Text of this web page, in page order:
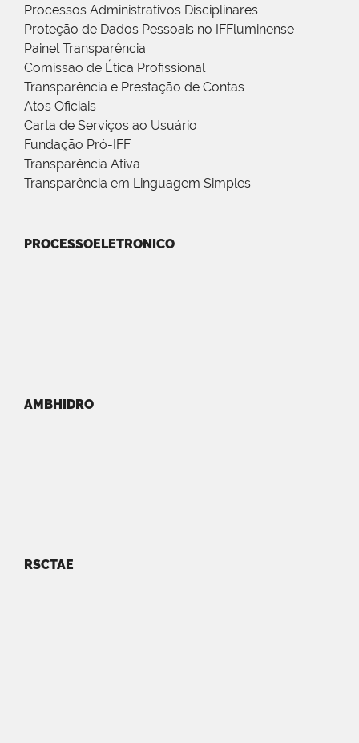
Processos Administrativos Disciplinares
Proteção de Dados Pessoais no IFFluminense
Painel Transparência
Comissão de Ética Profissional
Transparência e Prestação de Contas
Atos Oficiais
Carta de Serviços ao Usuário
Fundação Pró-IFF
Transparência Ativa
Transparência em Linguagem Simples
PROCESSOELETRONICO
AMBHIDRO
RSCTAE